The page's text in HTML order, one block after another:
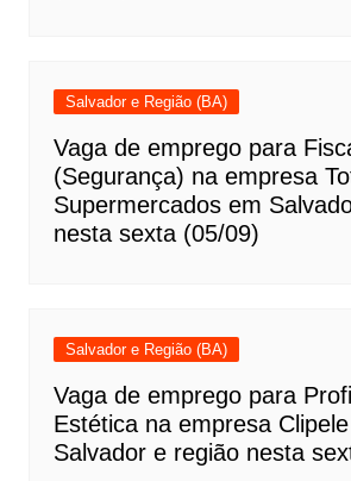
Salvador e Região (BA)
Vaga de emprego para
(Segurança) na empresa
Supermercados em
nesta sexta (05/09)
Salvador e Região (BA)
Vaga de emprego para
Estética na empresa
Salvador e região nesta